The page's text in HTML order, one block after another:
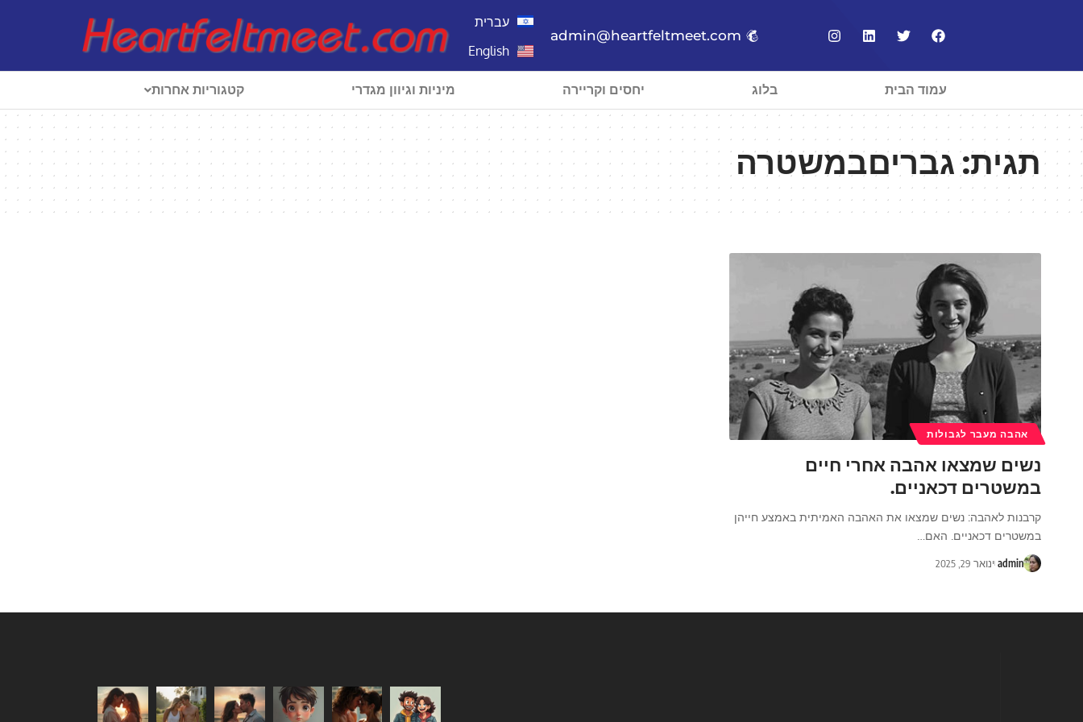
admin@heartfeltmeet.com
עברית
English
עמוד הבית בלוג יחסים וקריירה מיניות וגיוון מגדרי קטגוריות אחרות
תגית:גבריםבמשטרה
אהבה מעבר לגבולות
נשים שמצאו אהבה אחרי חיים
במשטרים דכאניים.
קרבנות לאהבה: נשים שמצאו את האהבה האמיתית באמצע חייהן
במשטרים דכאניים. האם
admin ינואר 29, 2025